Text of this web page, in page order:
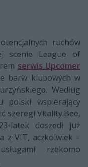
ruchów
scenie League of
serwis Upcomer
barw klubowych w
Według
polski wspierający
szeregi Vitality.Bee,
latek doszedł już
z VIT, aczkolwiek –
rzekomo